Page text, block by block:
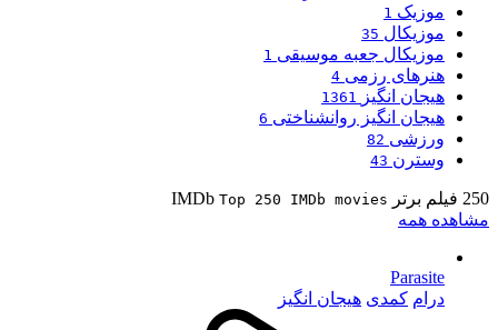
موزیک 1
موزیکال 35
موزیکال جعبه موسیقی 1
هنرهای رزمی 4
هیجان انگیز 1361
هیجان انگیز روانشناختی 6
ورزشی 82
وسترن 43
250 فیلم برتر IMDb Top 250 IMDb movies
مشاهده همه
Parasite
درام کمدی هیجان انگیز